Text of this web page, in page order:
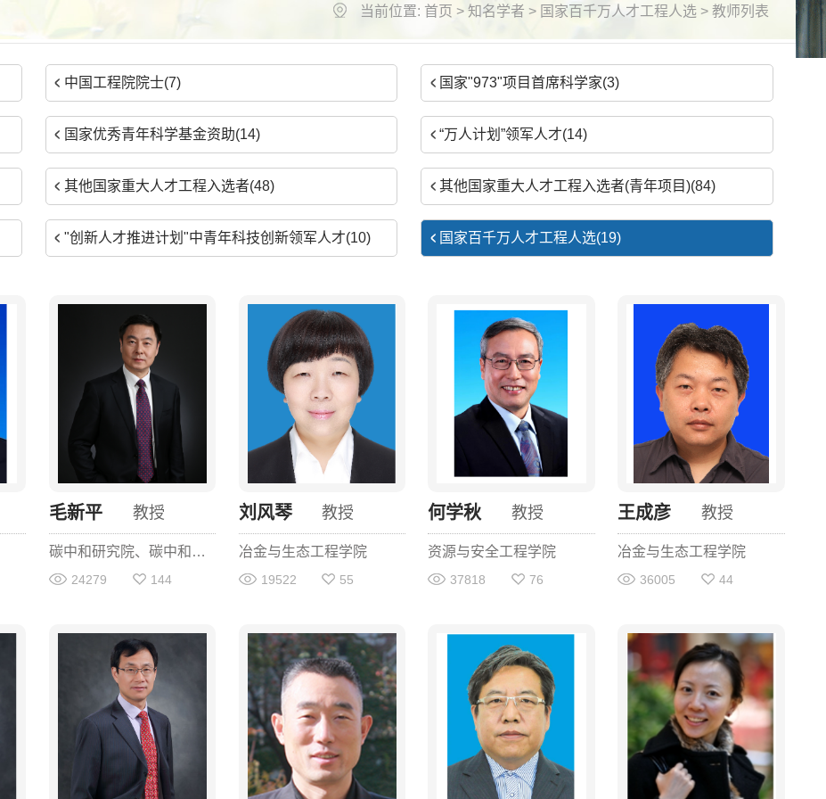
当前位置: 首页 >知名学者 > 国家百千万人才工程人选 > 教师列表
中国工程院院士(7) 国家"973"项目首席科学家(3)
国家优秀青年科学基金资助(14) “万人计划”领军人才(14)
其他国家重大人才工程入选者(48) 其他国家重大人才工程入选者(青年项目)(84)
"创新人才推进计划"中青年科技创新领军人才(10) 国家百千万人才工程人选(19)
教授
毛新平
碳中和研究院、碳中和学院
24279 144
教授
刘风琴
冶金与生态工程学院
19522 55
教授
何学秋
资源与安全工程学院
37818 76
教授
王成彦
冶金与生态工程学院
36005 44